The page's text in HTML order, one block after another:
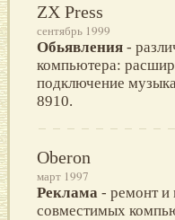
ZX Press
сентябрь 1999
Обьявления -
компьютeра:
подключeниe
8910.
Oberon
март 1997
Реклама - ремонт и
совместимых